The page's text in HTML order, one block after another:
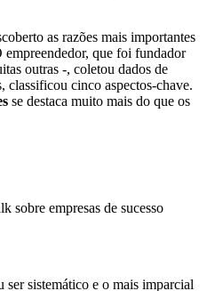
as razões mais importantes
empreendedor, que foi fundador
outras -, coletou dados de
classificou cinco aspectos-chave.
se destaca muito mais do que os
sobre empresas de sucesso
sistemático e o mais imparcial